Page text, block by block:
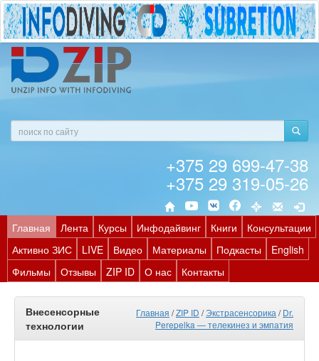
+375 29 699-47-38
+375 29 319-05-26
Главная Лента Курсы Инфодайвинг Книги
Консультации
Активно ЗИС
LIVE Видео Материалы Подкасты
English
Фильмы
Отзывы ZIP ID О нас Контакты
Внесенсорные
технологии
Главная /ZIP ID /Экстрасенсорика /Dr.
Perepelka — телекинез и эмпатия